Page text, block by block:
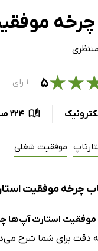
★
★۵ ۱ رای
224 صفحه
موفقیت شغلی
چرخه موفقیت
موفقیت استارت آپ‌ها
دقت برای شما شرح